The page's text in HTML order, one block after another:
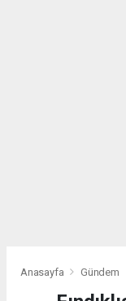
Anasayfa Gündem